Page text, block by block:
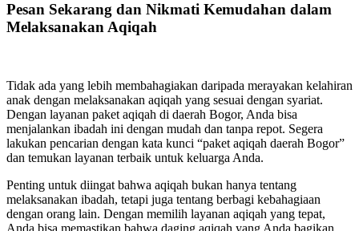
Pesan Sekarang dan Nikmati Kemudahan dalam
Melaksanakan Aqiqah
Tidak ada yang lebih membahagiakan daripada merayakan kelahiran
anak dengan melaksanakan aqiqah yang sesuai dengan syariat.
Dengan layanan paket aqiqah di daerah Bogor, Anda bisa
menjalankan ibadah ini dengan mudah dan tanpa repot. Segera
lakukan pencarian dengan kata kunci “paket aqiqah daerah Bogor”
dan temukan layanan terbaik untuk keluarga Anda.
Penting untuk diingat bahwa aqiqah bukan hanya tentang
melaksanakan ibadah, tetapi juga tentang berbagi kebahagiaan
dengan orang lain. Dengan memilih layanan aqiqah yang tepat,
Anda bisa memastikan bahwa daging aqiqah yang Anda bagikan